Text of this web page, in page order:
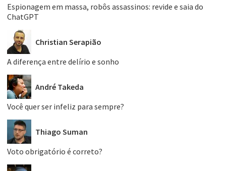
Espionagem em massa, robôs assassinos: revide e saia do
ChatGPT
Christian Serapião
A diferença entre delírio e sonho
André Takeda
Você quer ser infeliz para sempre?
Thiago Suman
Voto obrigatório é correto?